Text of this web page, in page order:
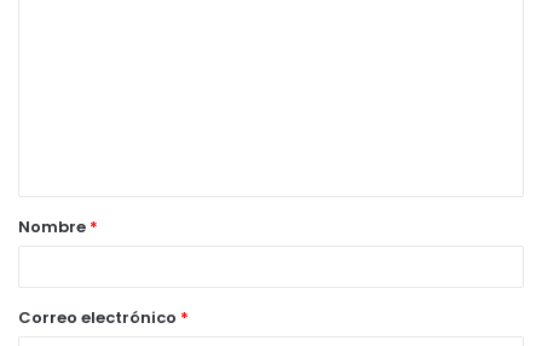
a
r
Nombre *
Correo electrónico *